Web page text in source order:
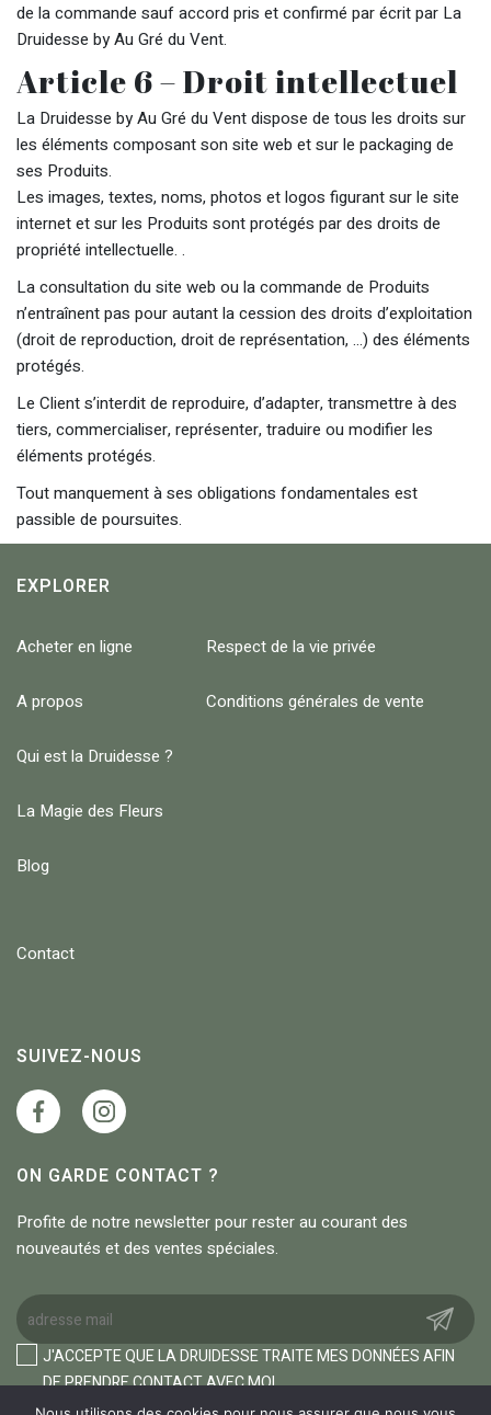
de la commande sauf accord pris et confirmé par écrit par La
Druidesse by Au Gré du Vent.
Article 6 – Droit intellectuel
La Druidesse by Au Gré du Vent dispose de tous les droits sur
les éléments composant son site web et sur le packaging de
ses Produits.
Les images, textes, noms, photos et logos figurant sur le site
internet et sur les Produits sont protégés par des droits de
propriété intellectuelle. .
La consultation du site web ou la commande de Produits
n’entraînent pas pour autant la cession des droits d’exploitation
(droit de reproduction, droit de représentation, …) des éléments
protégés.
Le Client s’interdit de reproduire, d’adapter, transmettre à des
tiers, commercialiser, représenter, traduire ou modifier les
éléments protégés.
Tout manquement à ses obligations fondamentales est
passible de poursuites.
EXPLORER
Acheter en ligne
A propos
Qui est la Druidesse ?
La Magie des Fleurs
Blog
Respect de la vie privée
Conditions générales de vente
Contact
SUIVEZ-NOUS
ON GARDE CONTACT ?
Profite de notre newsletter pour rester au courant des
nouveautés et des ventes spéciales.
J'ACCEPTE QUE LA DRUIDESSE TRAITE MES DONNÉES AFIN
DE PRENDRE CONTACT AVEC MOI.